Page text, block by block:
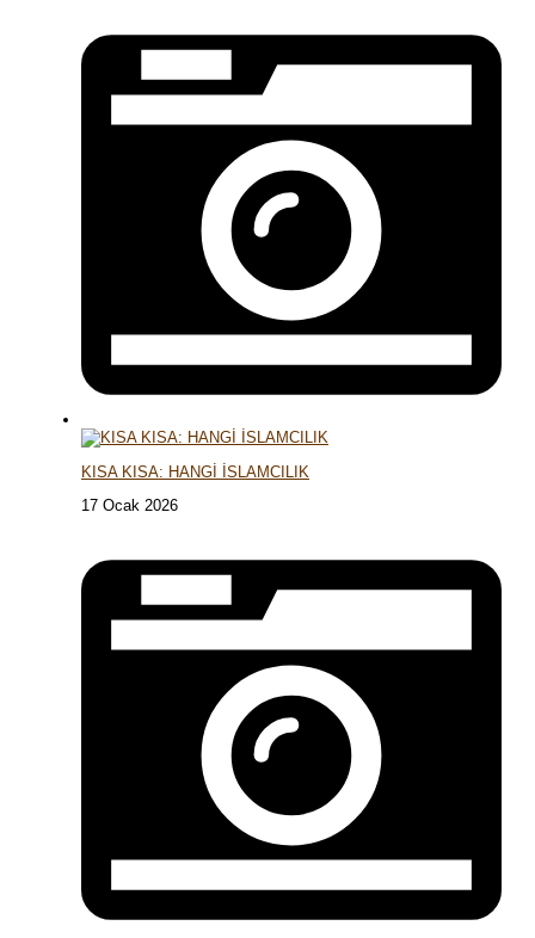
KISA KISA: HANGİ İSLAMCILIK
17 Ocak 2026